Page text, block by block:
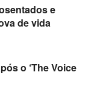
e
de vida
o ‘The Voice